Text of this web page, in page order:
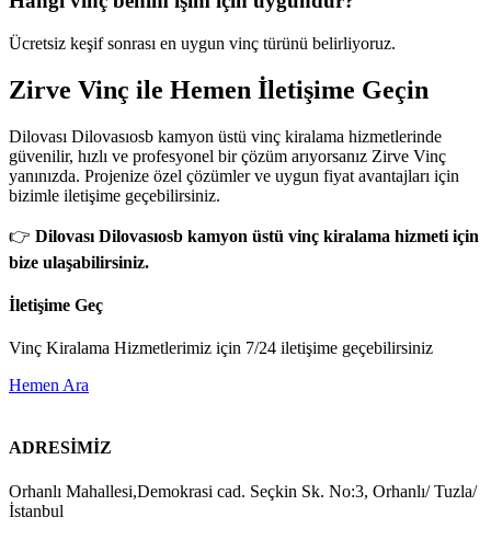
Ücretsiz keşif sonrası en uygun vinç türünü belirliyoruz.
Zirve Vinç ile Hemen İletişime Geçin
Dilovası Dilovasıosb kamyon üstü vinç kiralama hizmetlerinde
güvenilir, hızlı ve profesyonel bir çözüm arıyorsanız Zirve Vinç
yanınızda. Projenize özel çözümler ve uygun fiyat avantajları için
bizimle iletişime geçebilirsiniz.
👉 Dilovası Dilovasıosb kamyon üstü vinç kiralama hizmeti için
bize ulaşabilirsiniz.
İletişime Geç
Vinç Kiralama Hizmetlerimiz için 7/24 iletişime geçebilirsiniz
Hemen Ara
ADRESİMİZ
Orhanlı Mahallesi,Demokrasi cad. Seçkin Sk. No:3, Orhanlı/ Tuzla/
İstanbul